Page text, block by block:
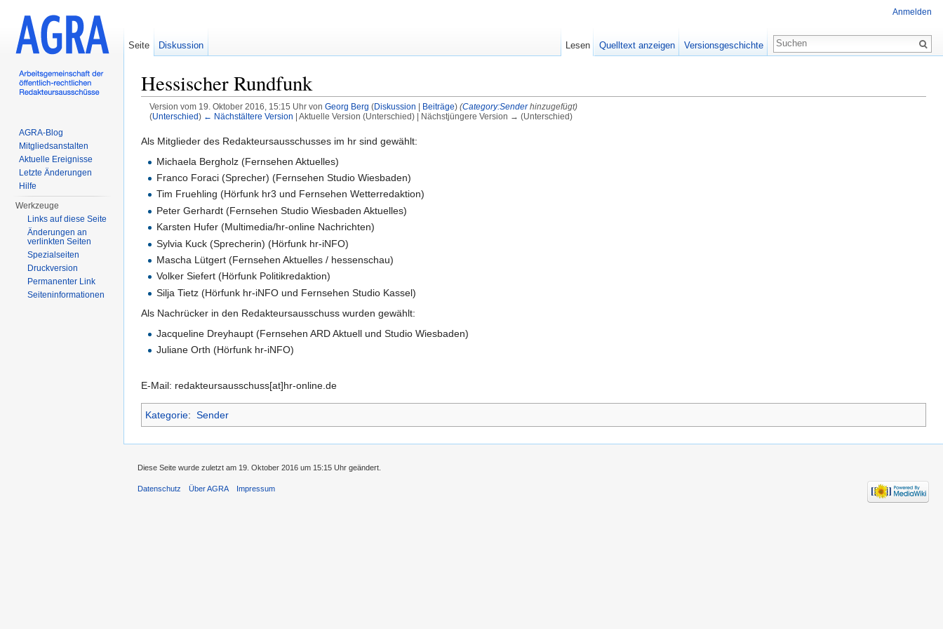
Hessischer Rundfunk
Version vom 19. Oktober 2016, 15:15 Uhr von Georg Berg (Diskussion Beiträge) (Category:Senderhinzugefügt)
(Unterschied) ← Nächstältere Version | Aktuelle Version (Unterschied) | Nächstjüngere Version → (Unterschied)
Als Mitglieder des Redakteursausschusses im hr sind gewählt:
Michaela Bergholz (Fernsehen Aktuelles)
Franco Foraci (Sprecher) (Fernsehen Studio Wiesbaden)
Tim Fruehling (Hörfunk hr3 und Fernsehen Wetterredaktion)
Peter Gerhardt (Fernsehen Studio Wiesbaden Aktuelles)
Karsten Hufer (Multimedia/hr-online Nachrichten)
Sylvia Kuck (Sprecherin) (Hörfunk hr-iNFO)
Mascha Lütgert (Fernsehen Aktuelles / hessenschau)
Volker Siefert (Hörfunk Politikredaktion)
Silja Tietz (Hörfunk hr-iNFO und Fernsehen Studio Kassel)
Als Nachrücker in den Redakteursausschuss wurden gewählt:
Jacqueline Dreyhaupt (Fernsehen ARD Aktuell und Studio Wiesbaden)
Juliane Orth (Hörfunk hr-iNFO)
E-Mail: redakteursausschuss[at]hr-online.de
Kategorie: Sender
Anmelden
Seite Diskussion Lesen Quelltext anzeigen Versionsgeschichte
AGRA-Blog
Mitgliedsanstalten
Aktuelle Ereignisse
Letzte Änderungen
Hilfe
Werkzeuge
Links auf diese Seite
Änderungen an
verlinkten Seiten
Spezialseiten
Druckversion
Permanenter Link
Seiten­informationen
Diese Seite wurde zuletzt am 19. Oktober 2016 um 15:15 Uhr geändert.
Datenschutz Über AGRA Impressum